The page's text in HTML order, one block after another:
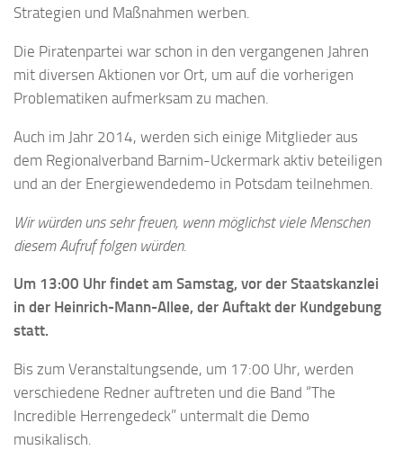
Strategien und Maßnahmen werben.
Die Piratenpartei war schon in den vergangenen Jahren
mit diversen Aktionen vor Ort, um auf die vorherigen
Problematiken aufmerksam zu machen.
Auch im Jahr 2014, werden sich einige Mitglieder aus
dem Regionalverband Barnim-Uckermark aktiv beteiligen
und an der Energiewendedemo in Potsdam teilnehmen.
Wir würden uns sehr freuen, wenn möglichst viele Menschen
diesem Aufruf folgen würden.
Um 13:00 Uhr findet am Samstag, vor der Staatskanzlei
in der Heinrich-Mann-Allee, der Auftakt der Kundgebung
statt.
Bis zum Veranstaltungsende, um 17:00 Uhr, werden
verschiedene Redner auftreten und die Band “The
Incredible Herrengedeck” untermalt die Demo
musikalisch.